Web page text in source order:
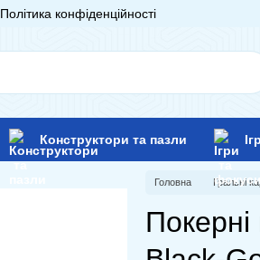
Політика конфіденційності
Конструктори та пазли
Головна Гральні